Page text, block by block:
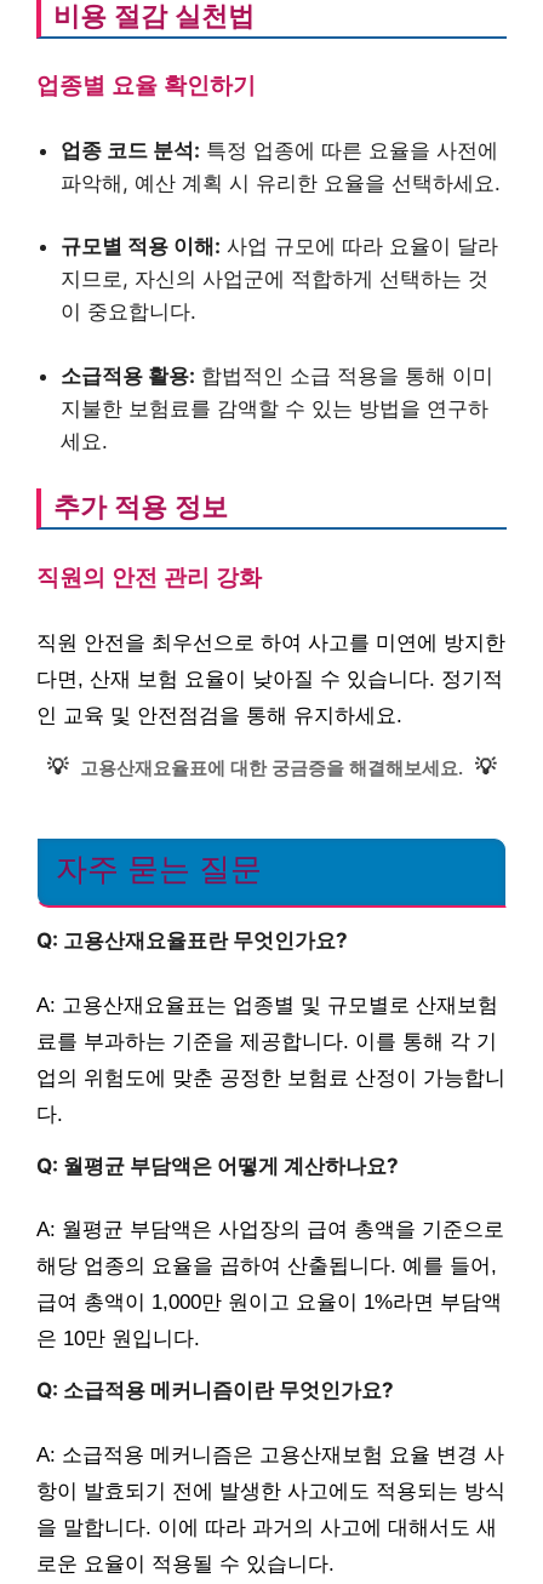
비용 절감 실천법
업종별 요율 확인하기
업종 코드 분석: 특정 업종에 따른 요율을 사전에
파악해, 예산 계획 시 유리한 요율을 선택하세요.
규모별 적용 이해: 사업 규모에 따라 요율이 달라
지므로, 자신의 사업군에 적합하게 선택하는 것
이 중요합니다.
소급적용 활용: 합법적인 소급 적용을 통해 이미
지불한 보험료를 감액할 수 있는 방법을 연구하
세요.
추가 적용 정보
직원의 안전 관리 강화
직원 안전을 최우선으로 하여 사고를 미연에 방지한
다면, 산재 보험 요율이 낮아질 수 있습니다. 정기적
인 교육 및 안전점검을 통해 유지하세요.
💡 고용산재요율표에 대한 궁금증을 해결해보세요. 💡
자주 묻는 질문
Q: 고용산재요율표란 무엇인가요?
A: 고용산재요율표는 업종별 및 규모별로 산재보험
료를 부과하는 기준을 제공합니다. 이를 통해 각 기
업의 위험도에 맞춘 공정한 보험료 산정이 가능합니
다.
Q: 월평균 부담액은 어떻게 계산하나요?
A: 월평균 부담액은 사업장의 급여 총액을 기준으로
해당 업종의 요율을 곱하여 산출됩니다. 예를 들어,
급여 총액이 1,000만 원이고 요율이 1%라면 부담액
은 10만 원입니다.
Q: 소급적용 메커니즘이란 무엇인가요?
A: 소급적용 메커니즘은 고용산재보험 요율 변경 사
항이 발효되기 전에 발생한 사고에도 적용되는 방식
을 말합니다. 이에 따라 과거의 사고에 대해서도 새
로운 요율이 적용될 수 있습니다.